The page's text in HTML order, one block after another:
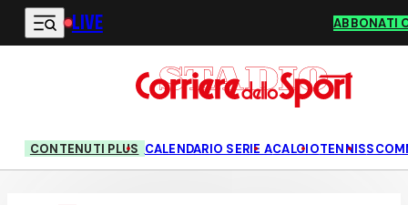
Vai al contenuto principale
LIVE ABBONATI
CONTENUTI PLUS CALENDARIO SERIE ACALCIOTENNIS